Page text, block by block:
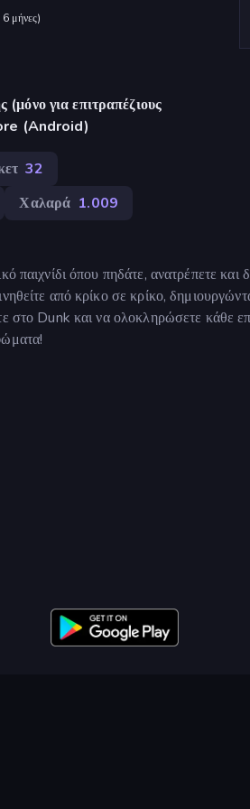
6 μήνες)
για επιτραπέζιους
(Android)
32
Χαλαρά 1.009
όπου πηδάτε, ανατρέπετε και
από κρίκο σε κρίκο,
Dunk και να ολοκληρώσετε κάθε